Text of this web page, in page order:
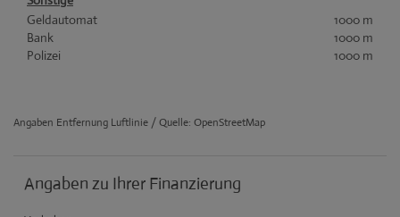
Geldautomat
1000 m
Bank
1000 m
Polizei
1000 m
Angaben Entfernung Luftlinie / Quelle: OpenStreetMap